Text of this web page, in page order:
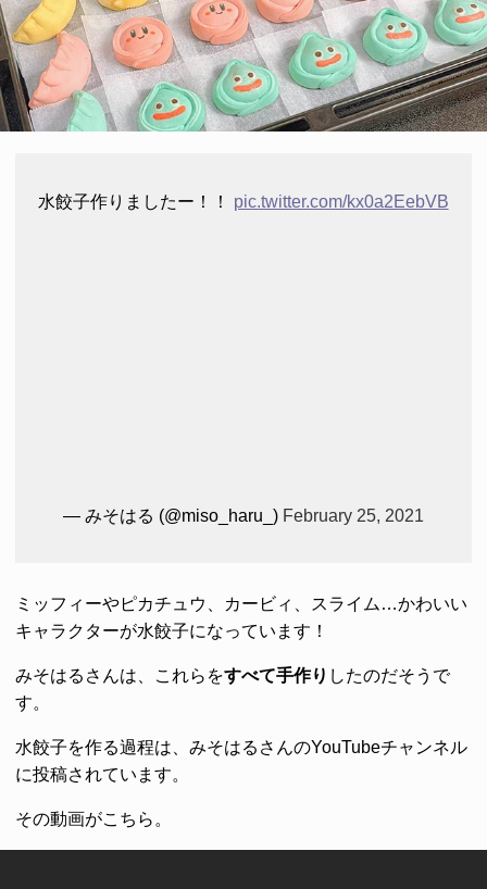
水餃子作りましたー！！ pic.twitter.com/kx0a2EebVB
— みそはる (@miso_haru_) February 25, 2021
ミッフィーやピカチュウ、カービィ、スライム…かわいい
キャラクターが水餃子になっています！
みそはるさんは、これらをすべて手作り したのだそうで
す。
水餃子を作る過程は、みそはるさんのYouTubeチャンネル
に投稿されています。
その動画がこちら。